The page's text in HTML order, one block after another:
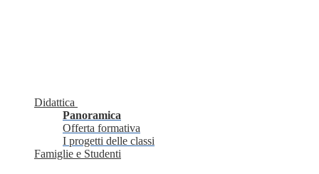
Didattica
Panoramica
Offerta formativa
I progetti delle classi
Famiglie e Studenti